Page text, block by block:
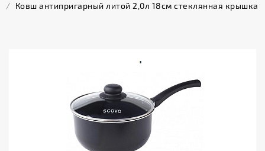
/ Ковш антипригарный литой 2,0л 18см стеклянная крышка